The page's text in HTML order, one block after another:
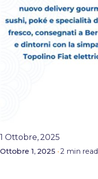
1 Ottobre, 2025
Ottobre 1, 2025 2 min read